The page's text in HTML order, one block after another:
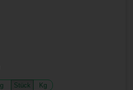
g Stück Kg